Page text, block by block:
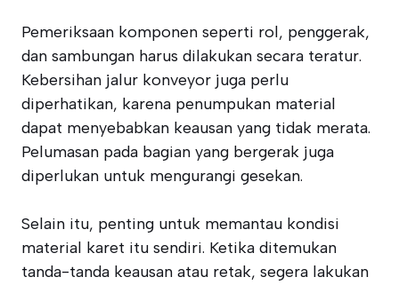
Pemeriksaan komponen seperti rol, penggerak,
dan sambungan harus dilakukan secara teratur.
Kebersihan jalur konveyor juga perlu
diperhatikan, karena penumpukan material
dapat menyebabkan keausan yang tidak merata.
Pelumasan pada bagian yang bergerak juga
diperlukan untuk mengurangi gesekan.
Selain itu, penting untuk memantau kondisi
material karet itu sendiri. Ketika ditemukan
tanda-tanda keausan atau retak, segera lakukan